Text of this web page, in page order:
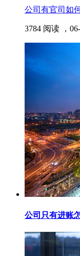
公司有官司如
3784 阅读 ，
公司只有进账